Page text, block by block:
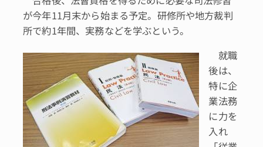
が今年11月末から始まる予定。研修所や地方裁判
所で約1年間、実務などを学ぶという。
就職
後は、
特に企
業法務
に力を
入れ